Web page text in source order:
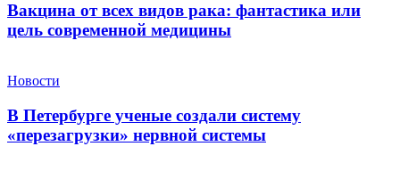
Вакцина от всех видов рака: фантастика или
цель современной медицины
Новости
В Петербурге ученые создали систему
«перезагрузки» нервной системы